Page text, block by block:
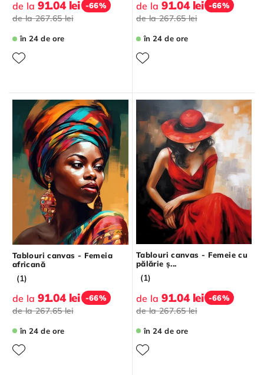
de la 91.04 lei -66%
de la267.65 lei
în 24 de ore
de la 91.04 lei -66%
de la267.65 lei
în 24 de ore
Tablouri canvas - Femeia
africană
(1)
de la 91.04 lei -66%
de la267.65 lei
în 24 de ore
Tablouri canvas - Femeie cu
pălărie ș...
(1)
de la 91.04 lei -66%
de la267.65 lei
în 24 de ore